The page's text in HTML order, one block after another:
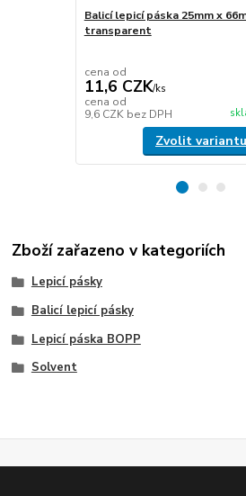
Balicí lepicí páska 25mm x
transparent
cena od
11,6 CZK/ks
cena od
9,6 CZK bez DPH
Zvolit variantu
Zboží zařazeno v kategoriích
Lepicí pásky
Balicí lepicí pásky
Lepicí páska BOPP
Solvent